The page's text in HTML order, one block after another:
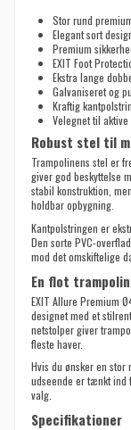
Stor rund
Elegant sort
Premium
EXIT Foot
Ekstra lange
Galvaniseret og
Kraftig
Velegnet til
Robust stel til
Trampolinens stel er
giver god beskyttelse
stabil konstruktion,
holdbar opbygning.
Kantpolstringen er
Den sorte PVC-
mod det omskiftelige
En flot
EXIT Allure Premium
designet med et
netstolper giver
fleste haver.
Hvis du ønsker en
udseende er tænkt ind
valg.
Specifikationer